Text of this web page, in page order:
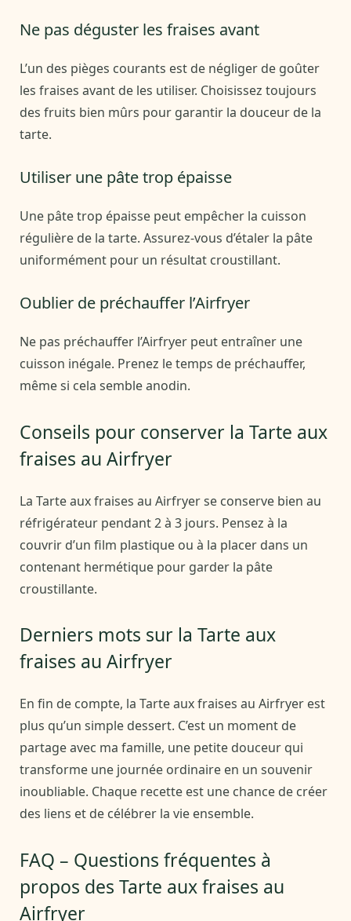
Ne pas déguster les fraises avant
L’un des pièges courants est de négliger de goûter
les fraises avant de les utiliser. Choisissez toujours
des fruits bien mûrs pour garantir la douceur de la
tarte.
Utiliser une pâte trop épaisse
Une pâte trop épaisse peut empêcher la cuisson
régulière de la tarte. Assurez-vous d’étaler la pâte
uniformément pour un résultat croustillant.
Oublier de préchauffer l’Airfryer
Ne pas préchauffer l’Airfryer peut entraîner une
cuisson inégale. Prenez le temps de préchauffer,
même si cela semble anodin.
Conseils pour conserver la Tarte aux
fraises au Airfryer
La Tarte aux fraises au Airfryer se conserve bien au
réfrigérateur pendant 2 à 3 jours. Pensez à la
couvrir d’un film plastique ou à la placer dans un
contenant hermétique pour garder la pâte
croustillante.
Derniers mots sur la Tarte aux
fraises au Airfryer
En fin de compte, la Tarte aux fraises au Airfryer est
plus qu’un simple dessert. C’est un moment de
partage avec ma famille, une petite douceur qui
transforme une journée ordinaire en un souvenir
inoubliable. Chaque recette est une chance de créer
des liens et de célébrer la vie ensemble.
FAQ – Questions fréquentes à
propos des Tarte aux fraises au
Airfryer